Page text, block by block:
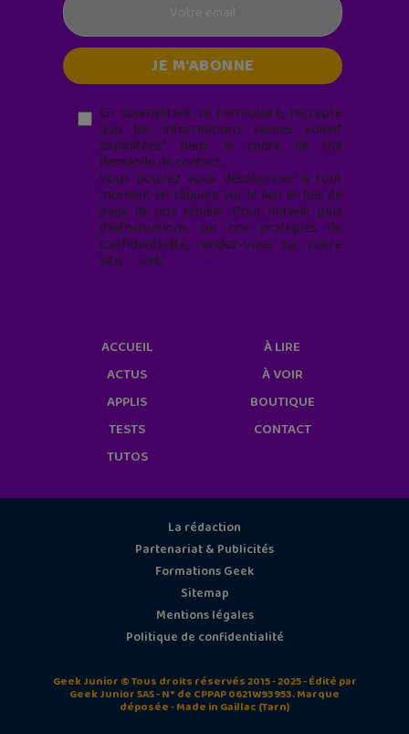
En soumettant ce formulaire, j’accepte
que les informations saisies soient
exploitées* dans le cadre de ma
demande de contact.
Vous pouvez vous désabonner à tout
moment en cliquant sur le lien en bas de
page de nos emails. Pour obtenir plus
d'informations sur nos pratiques de
confidentialité, rendez-vous sur notre
site web
ACCUEIL
ACTUS
APPLIS
TESTS
TUTOS
À LIRE
À VOIR
BOUTIQUE
CONTACT
La rédaction
Partenariat & Publicités
Formations Geek
Sitemap
Mentions légales
Politique de confidentialité
Geek Junior © Tous droits réservés 2015 - 2025 - Édité par
Geek Junior SAS - N° de CPPAP 0621W93953. Marque
déposée - Made in Gaillac (Tarn)